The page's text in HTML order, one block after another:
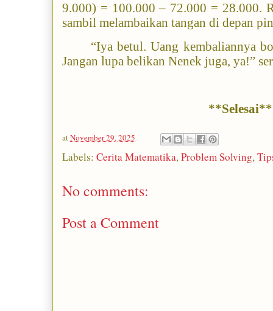
9.000) = 100.000 – 72.000 = 28.000.
sambil melambaikan tangan di depan
“Iya betul. Uang kembaliannya
Jangan lupa belikan Nenek juga, ya!”
**Selesai**
atNovember 29, 2025
Labels: Cerita Matematika,Problem Solving,
No comments:
Post a Comment